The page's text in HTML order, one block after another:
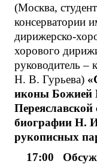
(Москва,
консерватории
дирижерско-
хорового
руководитель –
Н. В. Гурьева)
иконы Божией
биографии Н.
рукописных
17:00